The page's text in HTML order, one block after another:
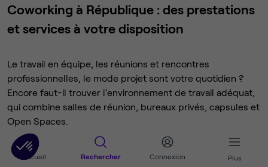
Accueil Rechercher Connexion Plus
Coworking à République : des prestations
et services à votre disposition
Le travail en équipe, les réunions et rencontres
professionnelles, le mode projet sont votre quotidien ?
Encore faut-il trouver l’environnement de travail adéquat,
qui combine salles de réunion, bureaux privés, capsules et
Open Spaces.
À République, le coworking
est la solution privilégiée par
de nombreux travailleurs indépendants et start-up du